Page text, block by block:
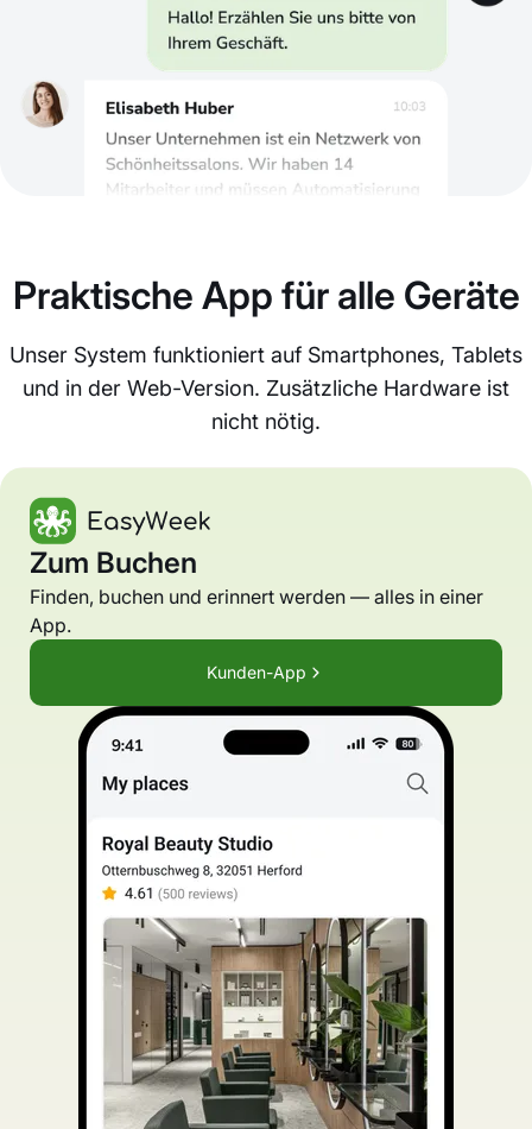
Praktische App für alle Geräte
Unser System funktioniert auf Smartphones, Tablets
und in der Web-Version. Zusätzliche Hardware ist
nicht nötig.
Zum Buchen
Finden, buchen und erinnert werden — alles in einer
App.
Kunden-App